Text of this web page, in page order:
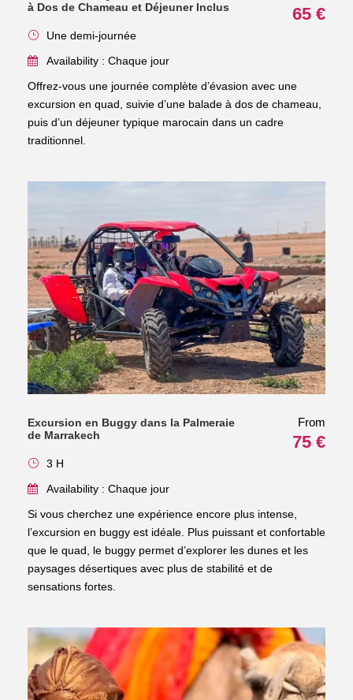
à Dos de Chameau et Déjeuner Inclus
65 €
Une demi-journée
Availability : Chaque jour
Offrez-vous une journée complète d’évasion avec une
excursion en quad, suivie d’une balade à dos de chameau,
puis d’un déjeuner typique marocain dans un cadre
traditionnel.
Excursion en Buggy dans la Palmeraie
de Marrakech
From
75 €
3 H
Availability : Chaque jour
Si vous cherchez une expérience encore plus intense,
l’excursion en buggy est idéale. Plus puissant et confortable
que le quad, le buggy permet d’explorer les dunes et les
paysages désertiques avec plus de stabilité et de
sensations fortes.